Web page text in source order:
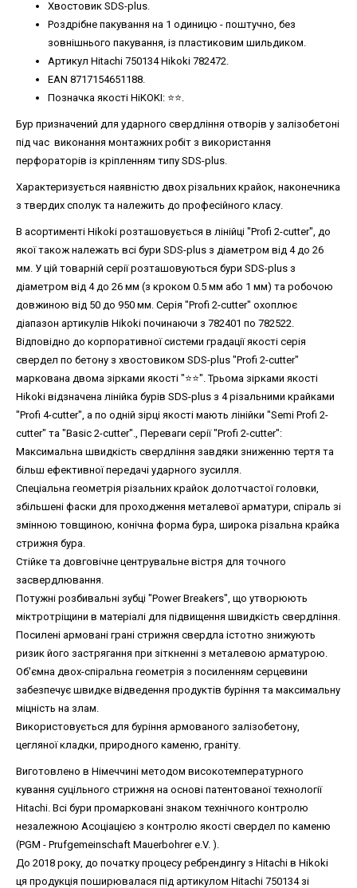
Хвостовик SDS-plus.
Роздрібне пакування на 1 одиницю - поштучно, без
зовнішнього пакування, із пластиковим шильдиком.
Артикул Hitachi 750134 Hikoki 782472.
EAN 8717154651188.
Позначка якості HiKOKI: ⭐️⭐️.
Бур призначений для ударного свердління отворів у залізобетоні
під час виконання монтажних робіт з використання
перфораторів із кріпленням типу SDS-plus.
Характеризується наявністю двох різальних крайок, наконечника
з твердих сполук та належить до професійного класу.
В асортименті Hikoki розташовується в лінійці "Profi 2-cutter", до
якої також належать всі бури SDS-plus з діаметром від 4 до 26
мм. У цій товарній серії розташовуються бури SDS-plus з
діаметром від 4 до 26 мм (з кроком 0.5 мм або 1 мм) та робочою
довжиною від 50 до 950 мм. Серія "Profi 2-cutter" охоплює
діапазон артикулів Hikoki починаючи з 782401 по 782522.
Відповідно до корпоративної системи градації якості серія
свердел по бетону з хвостовиком SDS-plus "Profi 2-cutter"
маркована двома зірками якості "⭐️⭐️". Трьома зірками якості
Hikoki відзначена лінійка бурів SDS-plus з 4 різальними крайками
"Profi 4-cutter", а по одній зірці якості мають лінійки "Semi Profi 2-
cutter" та "Basic 2-cutter"., Переваги серії "Profi 2-cutter":
Максимальна швидкість свердління завдяки зниженню тертя та
більш ефективної передачі ударного зусилля.
Спеціальна геометрія різальних крайок долотчастої головки,
збільшені фаски для проходження металевої арматури, спіраль зі
змінною товщиною, конічна форма бура, широка різальна крайка
стрижня бура.
Стійке та довговічне центрувальне вістря для точного
засвердлювання.
Потужні розбивальні зубці "Power Breakers", що утворюють
міктротріщини в матеріалі для підвищення швидкість свердління.
Посилені армовані грані стрижня свердла істотно знижують
ризик його застрягання при зіткненні з металевою арматурою.
Об'ємна двох-спіральна геометрія з посиленням серцевини
забезпечує швидке відведення продуктів буріння та максимальну
міцність на злам.
Використовується для буріння армованого залізобетону,
цегляної кладки, природного каменю, граніту.
Виготовлено в Німеччині методом високотемпературного
кування суцільного стрижня на основі патентованої технології
Hitachi. Всі бури промарковані знаком технічного контролю
незалежною Асоціацією з контролю якості свердел по каменю
(PGM - Prufgemeinschaft Mauerbohrer e.V. ).
До 2018 року, до початку процесу ребрендингу з Hitachi в Hikoki
ця продукція поширювалася під артикулом Hitachi 750134 зі